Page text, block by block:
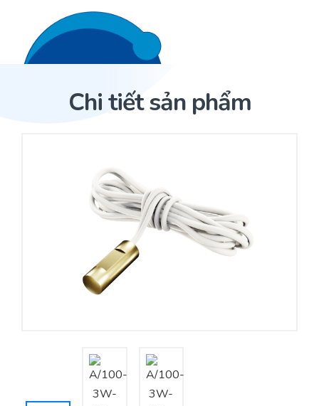
Trang Chủ
Cảm biến ACI
Nhà phân phối cảm biến
Nhà sản xuất thiết bị điều khiển
Cung cấp giải pháp quản lý cho toà nhà (BMS)
Tư vấn – Thiết kế – Cung cấp thiết bị HVAC
Tư vấn thiết kế, thi công tủ điều khiển
Chi tiết sản phẩm